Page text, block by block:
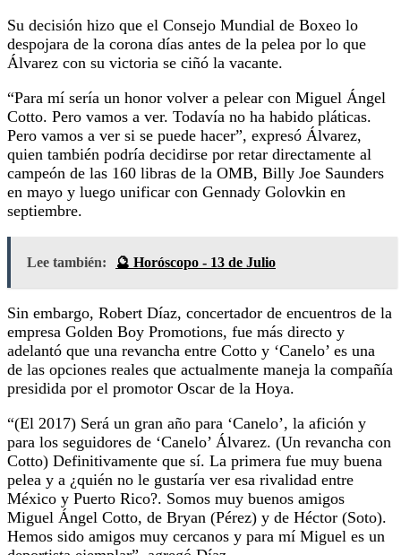
Su decisión hizo que el Consejo Mundial de Boxeo lo
despojara de la corona días antes de la pelea por lo que
Álvarez con su victoria se ciñó la vacante.
“Para mí sería un honor volver a pelear con Miguel Ángel
Cotto. Pero vamos a ver. Todavía no ha habido pláticas.
Pero vamos a ver si se puede hacer”, expresó Álvarez,
quien también podría decidirse por retar directamente al
campeón de las 160 libras de la OMB, Billy Joe Saunders
en mayo y luego unificar con Gennady Golovkin en
septiembre.
Lee también: 🔮 Horóscopo - 13 de Julio
Sin embargo, Robert Díaz, concertador de encuentros de la
empresa Golden Boy Promotions, fue más directo y
adelantó que una revancha entre Cotto y ‘Canelo’ es una
de las opciones reales que actualmente maneja la compañía
presidida por el promotor Oscar de la Hoya.
“(El 2017) Será un gran año para ‘Canelo’, la afición y
para los seguidores de ‘Canelo’ Álvarez. (Un revancha con
Cotto) Definitivamente que sí. La primera fue muy buena
pelea y a ¿quién no le gustaría ver esa rivalidad entre
México y Puerto Rico?. Somos muy buenos amigos
Miguel Ángel Cotto, de Bryan (Pérez) y de Héctor (Soto).
Hemos sido amigos muy cercanos y para mí Miguel es un